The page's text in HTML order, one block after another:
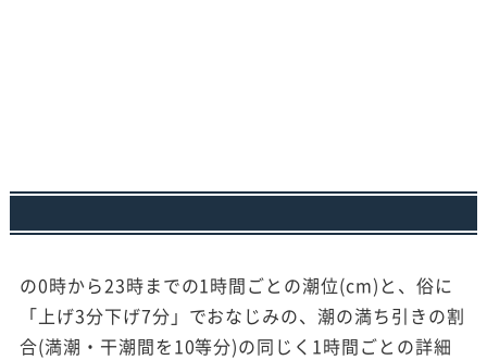
の0時から23時までの1時間ごとの潮位(cm)と、俗に
「上げ3分下げ7分」でおなじみの、潮の満ち引きの割
合(満潮・干潮間を10等分)の同じく1時間ごとの詳細